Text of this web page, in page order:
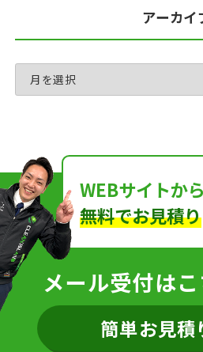
アーカイ
WEBサイトから
無料でお見積り
メール受付はこ
簡単お見積